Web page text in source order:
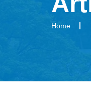
Home